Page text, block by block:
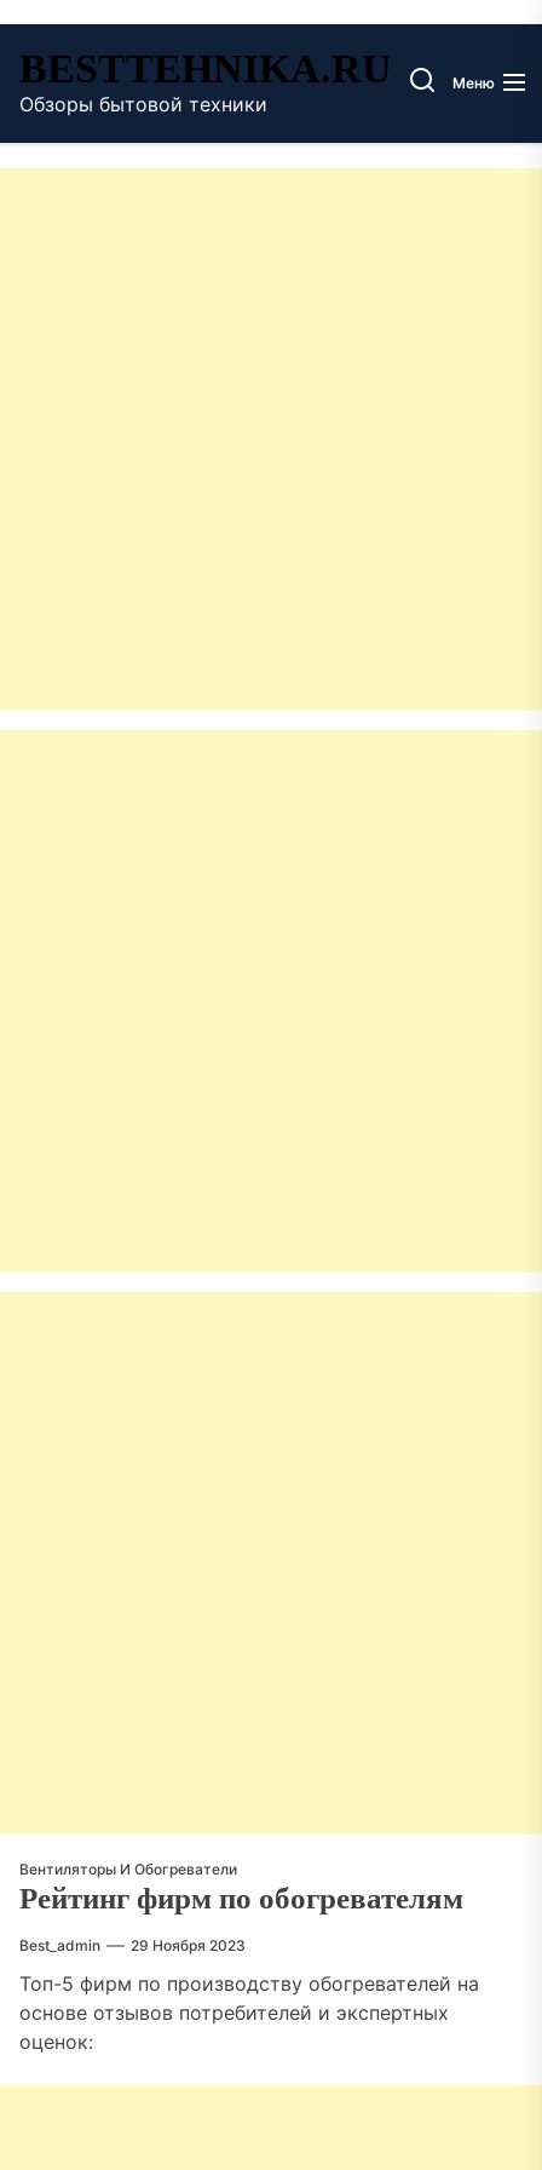
содержимому
BESTTEHNIKA.RU
Обзоры бытовой техники
Меню
Вентиляторы И Обогреватели
Рейтинг фирм по обогревателям
Best_admin 29 Ноября 2023
Топ-5 фирм по производству обогревателей на
основе отзывов потребителей и экспертных
оценок: